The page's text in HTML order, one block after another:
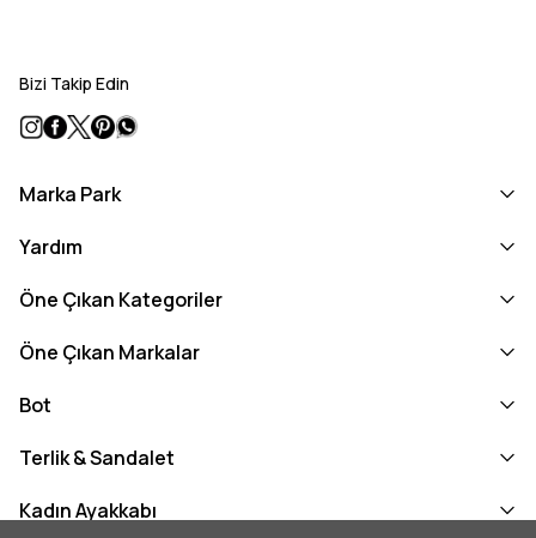
Bizi Takip Edin
Marka Park
Yardım
Öne Çıkan Kategoriler
Öne Çıkan Markalar
Bot
Terlik & Sandalet
Kadın Ayakkabı